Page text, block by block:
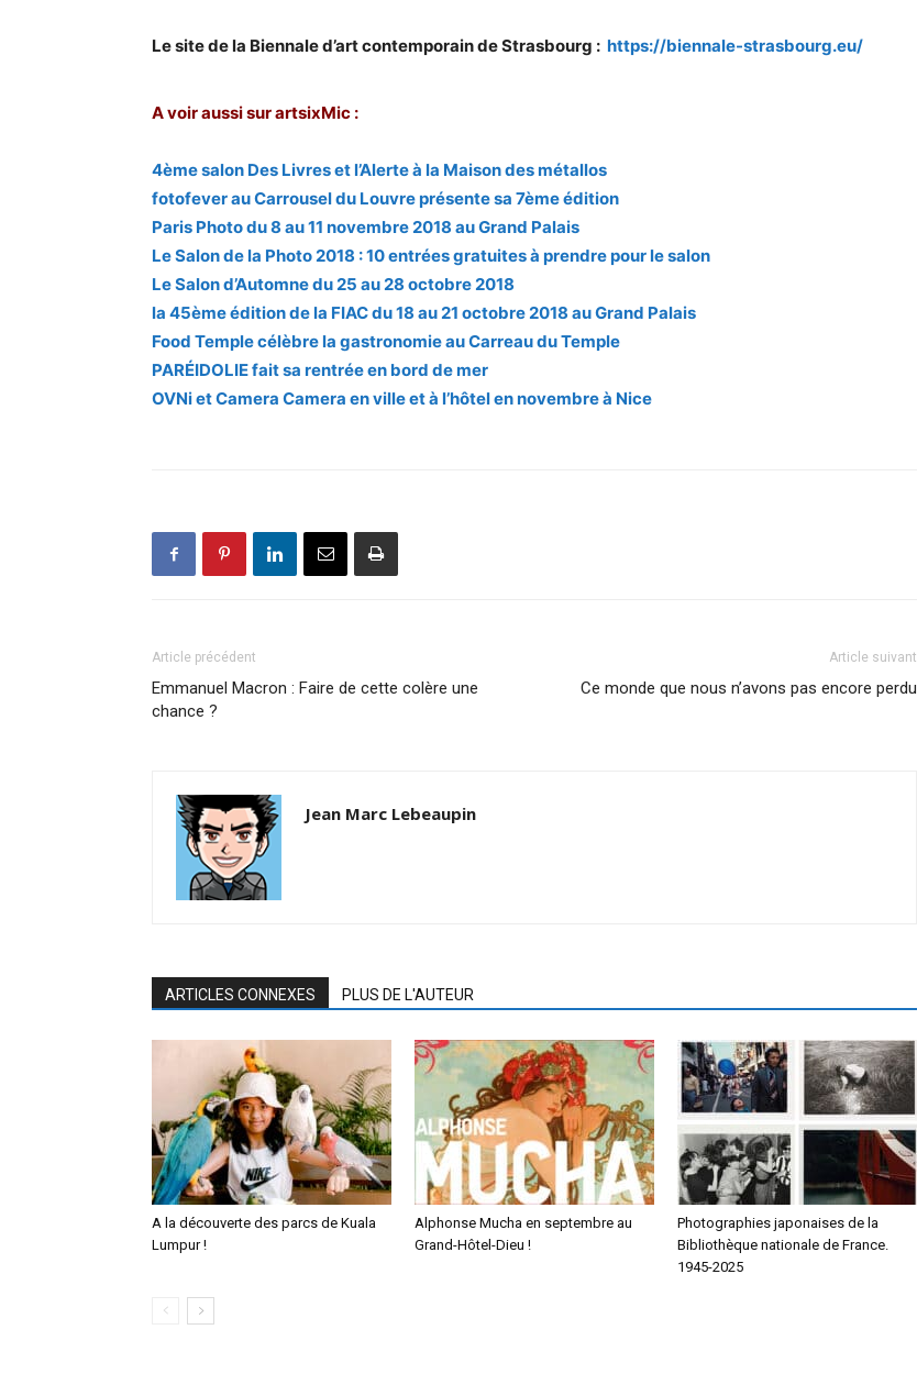
Le site de la Biennale d’art contemporain de Strasbourg : https://biennale-strasbourg.eu/
A voir aussi sur artsixMic :
4ème salon Des Livres et l’Alerte à la Maison des métallos
fotofever au Carrousel du Louvre présente sa 7ème édition
Paris Photo du 8 au 11 novembre 2018 au Grand Palais
Le Salon de la Photo 2018 : 10 entrées gratuites à prendre pour le salon
Le Salon d’Automne du 25 au 28 octobre 2018
la 45ème édition de la FIAC du 18 au 21 octobre 2018 au Grand Palais
Food Temple célèbre la gastronomie au Carreau du Temple
PARÉIDOLIE fait sa rentrée en bord de mer
OVNi et Camera Camera en ville et à l’hôtel en novembre à Nice
Article précédent
Emmanuel Macron : Faire de cette colère une
chance ?
Article suivant
Ce monde que nous n’avons pas encore perdu
Jean Marc Lebeaupin
ARTICLES CONNEXES PLUS DE L'AUTEUR
A la découverte des parcs de Kuala
Lumpur !
Alphonse Mucha en septembre au
Grand-Hôtel-Dieu !
Photographies japonaises de la
Bibliothèque nationale de France.
1945-2025